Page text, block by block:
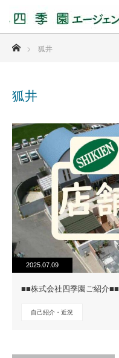
ホーム
狐井
狐井
2025.07.09
■■株式会社四季園ご紹介■■
自己紹介・近況